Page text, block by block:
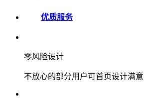
优质服务
零风险设计
不放心的部分用户可首页设计满